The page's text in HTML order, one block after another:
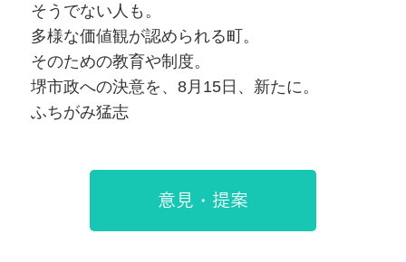
そうでない人も。
多様な価値観が認められる町。
そのための教育や制度。
堺市政への決意を、8月15日、新たに。
ふちがみ猛志
意見・提案